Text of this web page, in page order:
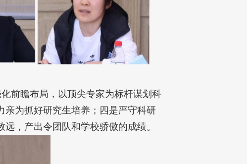
前瞻布局，以顶尖专家为标杆谋划科
亲为抓好研究生培养；四是严守科研
，产出令团队和学校骄傲的成绩。